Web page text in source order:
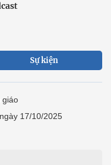
Sự kiện
giáo
17/10/2025